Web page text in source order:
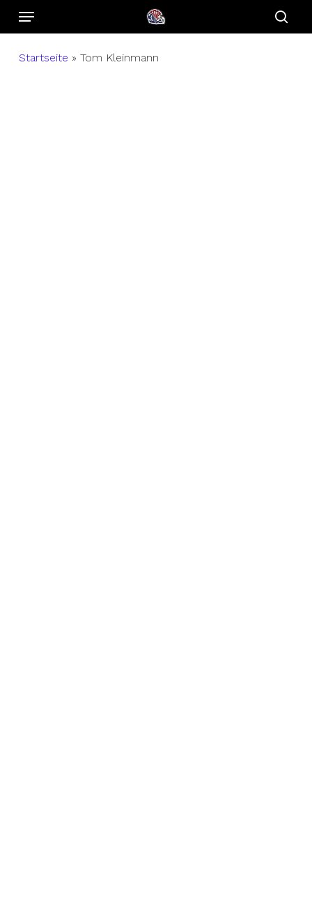
SkipMenu
Startseite » Tom Kleinmann